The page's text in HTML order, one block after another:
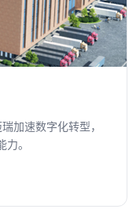
加速数字化转型，
。